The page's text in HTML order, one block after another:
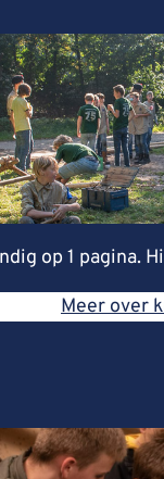
op 1 pagina.
Meer over